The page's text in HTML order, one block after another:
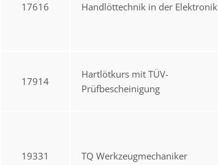
17616 Handlöttechnik in der Elektronik
17914
Hartlötkurs mit TÜV-
Prüfbescheinigung
19331 TQ Werkzeugmechaniker